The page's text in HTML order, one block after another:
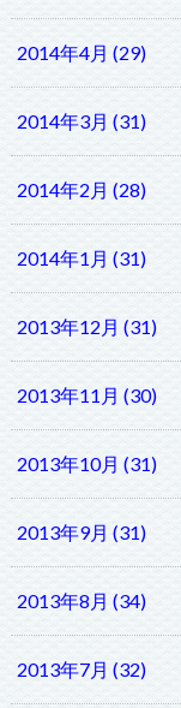
2014年4月 (29)
2014年3月 (31)
2014年2月 (28)
2014年1月 (31)
2013年12月 (31)
2013年11月 (30)
2013年10月 (31)
2013年9月 (31)
2013年8月 (34)
2013年7月 (32)